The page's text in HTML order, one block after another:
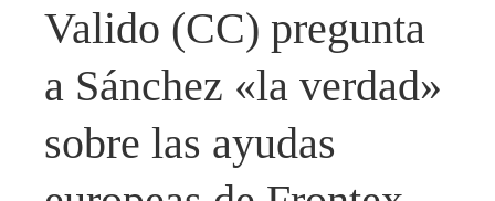
Valido (CC) pregunta
a Sánchez «la verdad»
sobre las ayudas